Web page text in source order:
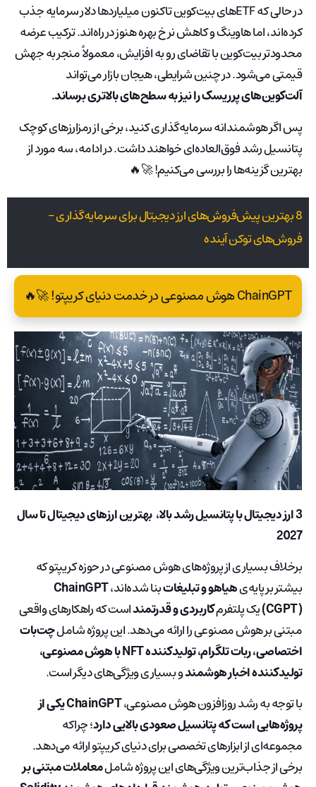
در حالی که ETFهای بیت‌کوین تاکنون میلیاردها دلار سرمایه جذب
کرده‌اند، اما هاوینگ و کاهش نرخ بهره هنوز در راه‌اند. ترکیب عرضه
محدودتر بیت‌کوین با تقاضای رو به افزایش، معمولاً منجر به جهش
قیمتی می‌شود. در چنین شرایطی، هیجان بازار می‌تواند
آلت‌کوین‌های پرریسک را نیز به سطح‌های بالاتری برساند.
پس اگر هوشمندانه سرمایه‌گذاری کنید، برخی از رمزارزهای کوچک
پتانسیل رشد فوق‌العاده‌ای خواهند داشت. در ادامه، سه مورد از
بهترین گزینه‌ها را بررسی می‌کنیم! 🚀🔥
8 بهترین پیش‌فروش‌های ارز دیجیتال برای سرمایه‌گذاری –
فروش‌های توکن آینده
ChainGPT هوش مصنوعی در خدمت دنیای کریپتو! 🚀🔥
3 ارز دیجیتال با پتانسیل رشد بالا، بهترین ارزهای دیجیتال تا سال
2027
برخلاف بسیاری از پروژه‌های هوش مصنوعی در حوزه کریپتو که
بیشتر بر پایه‌یهیاهو و تبلیغاتبنا شده‌اند،ChainGPT
(CGPT)یک پلتفرمکاربردی و قدرتمنداست که راهکارهای واقعی
مبتنی بر هوش مصنوعی را ارائه می‌دهد. این پروژه شاملچت‌بات
اختصاصی، ربات تلگرام، تولیدکننده NFT با هوش مصنوعی،
تولیدکننده اخبار هوشمندو بسیاری ویژگی‌های دیگر است.
با توجه به رشد روزافزون هوش مصنوعی،
ChainGPT یکی از
پروژه‌هایی است که پتانسیل صعودی بالایی دارد؛ چراکه
مجموعه‌ای از ابزارهای تخصصی برای دنیای کریپتو ارائه می‌دهد.
برخی از جذاب‌ترین ویژگی‌های این پروژه شاملمعاملات مبتنی بر